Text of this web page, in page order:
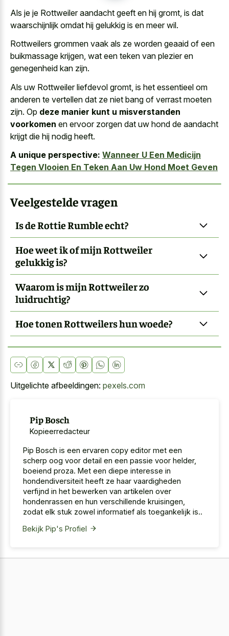
Als je je Rottweiler aandacht geeft en hij gromt, is dat
waarschijnlijk omdat hij gelukkig is en meer wil.
Rottweilers grommen vaak als ze worden geaaid of een
buikmassage krijgen, wat een teken van plezier en
genegenheid kan zijn.
Als uw Rottweiler liefdevol gromt, is het essentieel om
anderen te vertellen dat ze niet bang of verrast moeten
zijn. Op deze manier kunt u misverstanden
voorkomen en ervoor zorgen dat uw hond de aandacht
krijgt die hij nodig heeft.
A unique perspective: Wanneer U Een Medicijn
Tegen Vlooien En Teken Aan Uw Hond Moet Geven
Veelgestelde vragen
Is de Rottie Rumble echt?
Hoe weet ik of mijn Rottweiler
gelukkig is?
Waarom is mijn Rottweiler zo
luidruchtig?
Hoe tonen Rottweilers hun woede?
Uitgelichte afbeeldingen: pexels.com
Pip Bosch
Kopieerredacteur
Pip Bosch is een ervaren copy editor met een
scherp oog voor detail en een passie voor helder,
boeiend proza. Met een diepe interesse in
hondendiversiteit heeft ze haar vaardigheden
verfijnd in het bewerken van artikelen over
hondenrassen en hun verschillende kruisingen,
zodat elk stuk zowel informatief als toegankelijk is..
Bekijk Pip's Profiel